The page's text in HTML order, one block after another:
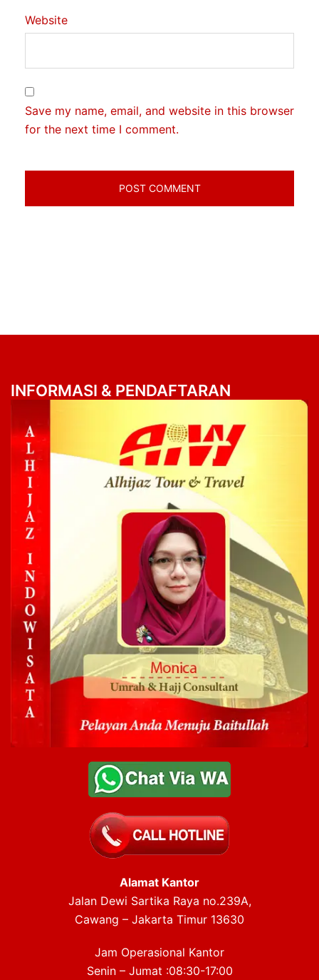
Website
Save my name, email, and website in this browser
for the next time I comment.
INFORMASI & PENDAFTARAN
Alamat Kantor
Jalan Dewi Sartika Raya no.239A,
Cawang – Jakarta Timur 13630
Jam Operasional Kantor
Senin – Jumat :08:30-17:00